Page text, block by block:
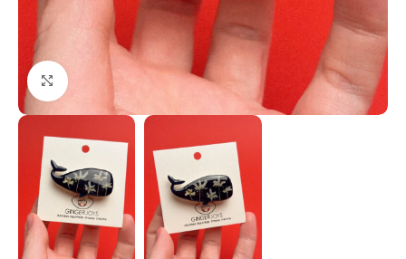
Нажмите, чтобы увеличить изображение